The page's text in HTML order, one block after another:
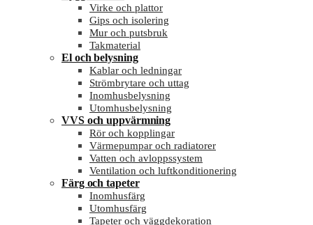
Virke och plattor
Gips och isolering
Mur och putsbruk
Takmaterial
El och belysning
Kablar och ledningar
Strömbrytare och uttag
Inomhusbelysning
Utomhusbelysning
VVS och uppvärmning
Rör och kopplingar
Värmepumpar och radiatorer
Vatten och avloppssystem
Ventilation och luftkonditionering
Färg och tapeter
Inomhusfärg
Utomhusfärg
Tapeter och väggdekoration